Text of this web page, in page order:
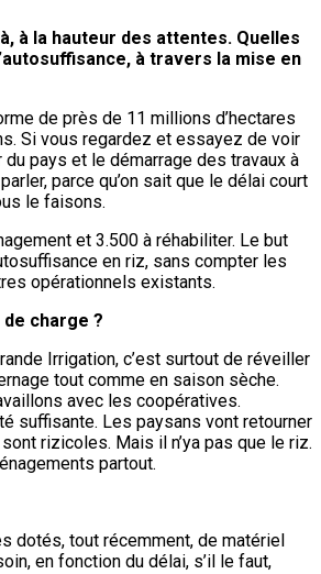
à la hauteur des attentes. Quelles
à travers la mise en
de près de 11 millions d’hectares
Si vous regardez et essayez de voir
pays et le démarrage des travaux à
parce qu’on sait que le délai court
le faisons.
et 3.500 à réhabiliter. Le but
en riz, sans compter les
opérationnels existants.
charge ?
Irrigation, c’est surtout de réveiller
tout comme en saison sèche.
avec les coopératives.
suffisante. Les paysans vont retourner
rizicoles. Mais il n’ya pas que le riz.
partout.
dotés, tout récemment, de matériel
en fonction du délai, s’il le faut,